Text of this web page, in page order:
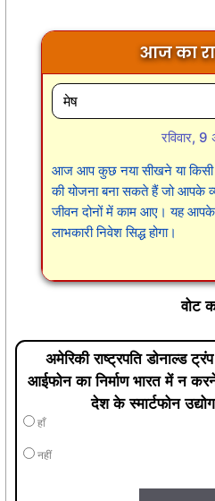
आज का
रविवार,
आज आप कुछ नया सीखने या
की योजना बना सकते हैं जो आपके
जीवन दोनों में काम आए। यह आपके
लाभकारी निवेश सिद्ध होगा।
वोट
अमेरिकी राष्ट्रपति डोनाल्ड
आईफोन का निर्माण भारत में न
देश के स्मार्टफोन
हाँ
नहीं